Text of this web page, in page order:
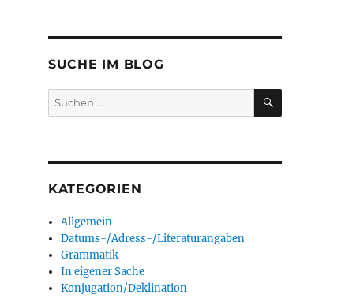
SUCHE IM BLOG
Suchen
nach:
SUCHEN
KATEGORIEN
Allgemein
Datums-/Adress-/Literaturangaben
Grammatik
In eigener Sache
Konjugation/Deklination